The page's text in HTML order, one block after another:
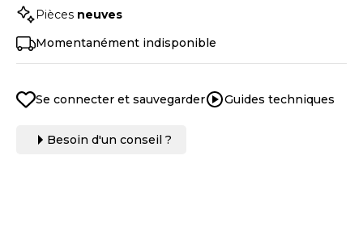
Pièces neuves
Momentanément indisponible
Se connecter et sauvegarder Guides techniques
Besoin d'un conseil ?